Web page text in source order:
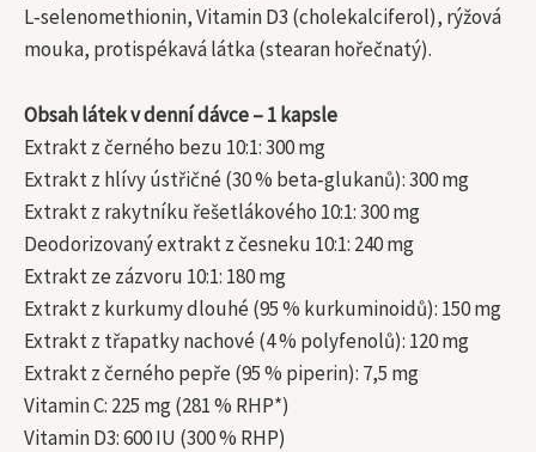
L‑selenomethionin, Vitamin D3 (cholekalciferol), rýžová
mouka, protispékavá látka (stearan hořečnatý).
Obsah látek v denní dávce – 1 kapsle
Extrakt z černého bezu 10:1: 300 mg
Extrakt z hlívy ústřičné (30 % beta‑glukanů): 300 mg
Extrakt z rakytníku řešetlákového 10:1: 300 mg
Deodorizovaný extrakt z česneku 10:1: 240 mg
Extrakt ze zázvoru 10:1: 180 mg
Extrakt z kurkumy dlouhé (95 % kurkuminoidů): 150 mg
Extrakt z třapatky nachové (4 % polyfenolů): 120 mg
Extrakt z černého pepře (95 % piperin): 7,5 mg
Vitamin C: 225 mg (281 % RHP*)
Vitamin D3: 600 IU (300 % RHP)